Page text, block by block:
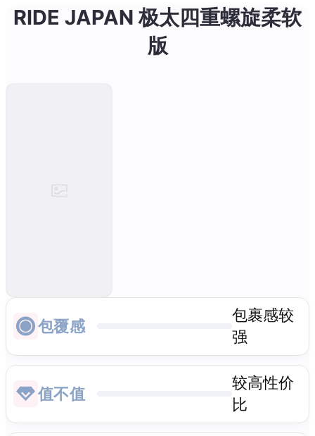
RIDE JAPAN 极太四重螺旋柔软
版
包覆感
包裹感较
强
值不值
较高性价
比